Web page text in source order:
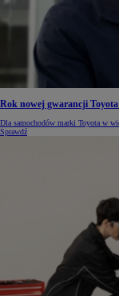
Rok nowej gwarancji
Dla samochodów marki Toyota w
Sprawdź